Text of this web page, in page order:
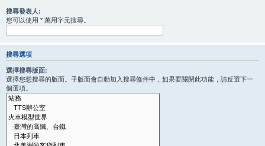
搜尋發表人:
您可以使用 * 萬用字元搜尋。
搜尋選項
選擇搜尋版面:
選擇您想搜尋的版面。子版面會自動加入搜尋條件中，如果要關閉此功能，請反選下一
個選項。